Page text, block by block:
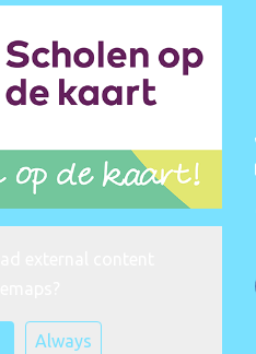
Always